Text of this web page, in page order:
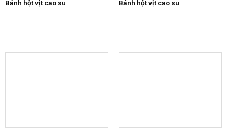
Bánh hột vịt cao su Bánh hột vịt cao su